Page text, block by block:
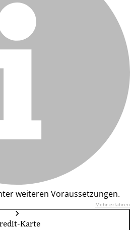
weiteren Voraussetzungen.
Mehr erfahren
Karte